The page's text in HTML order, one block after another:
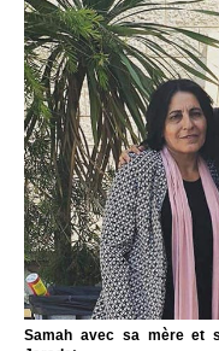
Samah avec sa mère et